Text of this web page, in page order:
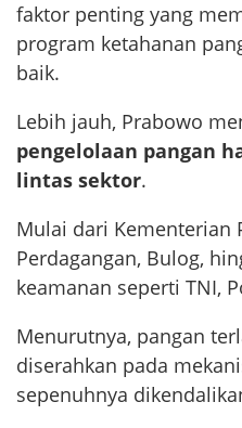
faktor penting yang
program ketahanan
baik.
Lebih jauh, Prabowo
pengelolaan pangan
lintas sektor.
Mulai dari Kementerian
Perdagangan, Bulog,
keamanan seperti TNI,
Menurutnya, pangan
diserahkan pada
sepenuhnya